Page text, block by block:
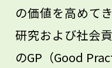
の価値を高めて
研究および社会
のGP（Good